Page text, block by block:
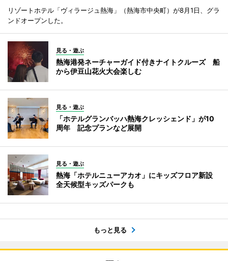
リゾートホテル「ヴィラージュ熱海」（熱海市中央町）が8月1日、グラ
ンドオープンした。
見る・遊ぶ
熱海港発ネーチャーガイド付きナイトクルーズ 船
から伊豆山花火大会楽しむ
見る・遊ぶ
「ホテルグランバッハ熱海クレッシェンド」が10
周年 記念プランなど展開
見る・遊ぶ
熱海「ホテルニューアカオ」にキッズフロア新設
全天候型キッズパークも
もっと見る